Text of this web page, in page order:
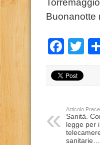
Buonanotte
Articolo
Sanità.
legge per
sanitarie…